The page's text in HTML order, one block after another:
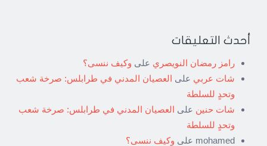
أحدث التعليقات
رامز رمضان النويصري على وكيف ننسى؟
شات عربي على العصيان المدني في طرابلس: صرخة شعب
وتحدٍ للسلطة
شات حنين على العصيان المدني في طرابلس: صرخة شعب
وتحدٍ للسلطة
mohamed على وكيف ننسى؟